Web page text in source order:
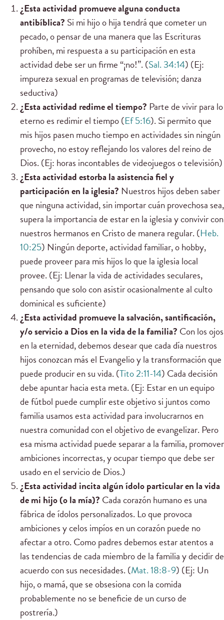
¿Esta actividad promueve alguna conducta
antibíblica? Si mi hijo o hija tendrá que cometer un
pecado, o pensar de una manera que las Escrituras
prohíben, mi respuesta a su participación en esta
actividad debe ser un firme “¡no!”. (Sal. 34:14) (Ej:
impureza sexual en programas de televisión; danza
seductiva)
¿Esta actividad redime el tiempo? Parte de vivir para lo
eterno es redimir el tiempo (Ef 5:16). Si permito que
mis hijos pasen mucho tiempo en actividades sin ningún
provecho, no estoy reflejando los valores del reino de
Dios. (Ej: horas incontables de videojuegos o televisión)
¿Esta actividad estorba la asistencia fiel y
participación en la iglesia? Nuestros hijos deben saber
que ninguna actividad, sin importar cuán provechosa sea,
supera la importancia de estar en la iglesia y convivir con
nuestros hermanos en Cristo de manera regular. (Heb.
10:25) Ningún deporte, actividad familiar, o hobby,
puede proveer para mis hijos lo que la iglesia local
provee. (Ej: Llenar la vida de actividades seculares,
pensando que solo con asistir ocasionalmente al culto
dominical es suficiente)
¿Esta actividad promueve la salvación, santificación,
y/o servicio a Dios en la vida de la familia? Con los ojos
en la eternidad, debemos desear que cada día nuestros
hijos conozcan más el Evangelio y la transformación que
puede producir en su vida. (Tito 2:11-14) Cada decisión
debe apuntar hacia esta meta. (Ej: Estar en un equipo
de fútbol puede cumplir este objetivo si juntos como
familia usamos esta actividad para involucrarnos en
nuestra comunidad con el objetivo de evangelizar. Pero
esa misma actividad puede separar a la familia, promover
ambiciones incorrectas, y ocupar tiempo que debe ser
usado en el servicio de Dios.)
¿Esta actividad incita algún ídolo particular en la vida
de mi hijo (o la mía)? Cada corazón humano es una
fábrica de ídolos personalizados. Lo que provoca
ambiciones y celos impíos en un corazón puede no
afectar a otro. Como padres debemos estar atentos a
las tendencias de cada miembro de la familia y decidir de
acuerdo con sus necesidades. (Mat. 18:8-9) (Ej: Un
hijo, o mamá, que se obsesiona con la comida
probablemente no se beneficie de un curso de
postrería.)